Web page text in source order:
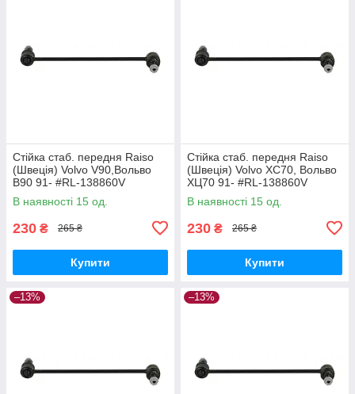
Стійка стаб. передня Raiso
(Швеція) Volvo V90,Вольво
В90 91- #RL-138860V
UAQEZFD17
В наявності 15 од.
230 ₴ 265 ₴
Купити
Стійка стаб. передня Raiso
(Швеція) Volvo XC70, Вольво
ХЦ70 91- #RL-138860V
UAPVVRP17
В наявності 15 од.
230 ₴ 265 ₴
Купити
–13% –13%